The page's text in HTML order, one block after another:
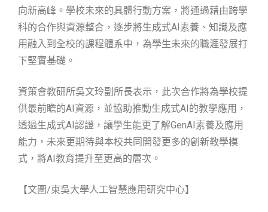
向新高峰。學校未來的具體行動方案，將通過藉由跨學
科的合作與資源整合，逐步將生成式AI素養、知識及應
用融入到全校的課程體系中，為學生未來的職涯發展打
下堅實基礎。
資策會教研所吳文玲副所長表示，此次合作將為學校提
供最前瞻的AI資源，並協助推動生成式AI的教學應用，
透過生成式AI認證，讓學生能更了解GenAI素養及應用
能力，未來更期待與本校共同開發更多的創新教學模
式，將AI教育提升至更高的層次。
【文圖/東吳大學人工智慧應用研究中心】